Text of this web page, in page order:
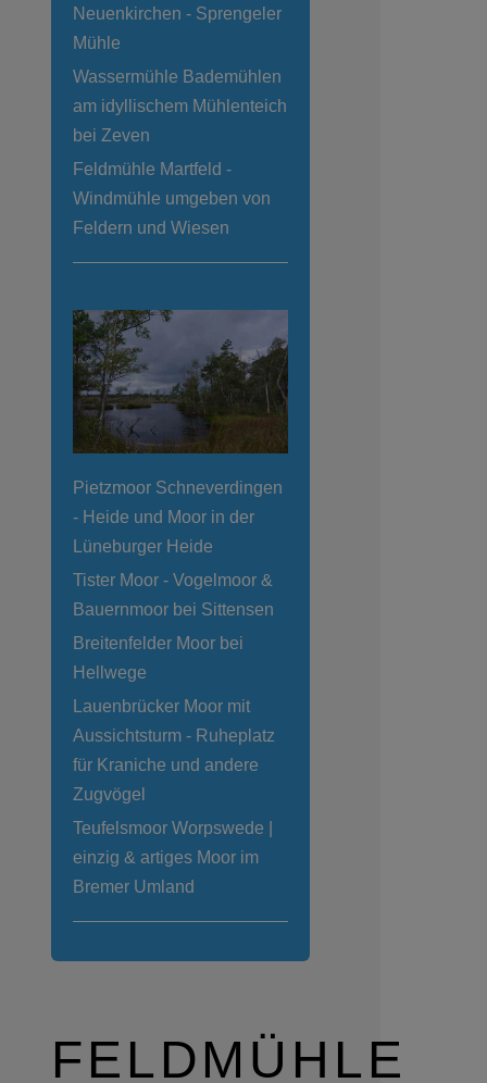
Neuenkirchen - Sprengeler
Mühle
Wassermühle Bademühlen
am idyllischem Mühlenteich
bei Zeven
Feldmühle Martfeld -
Windmühle umgeben von
Feldern und Wiesen
Pietzmoor Schneverdingen
- Heide und Moor in der
Lüneburger Heide
Tister Moor - Vogelmoor &
Bauernmoor bei Sittensen
Breitenfelder Moor bei
Hellwege
Lauenbrücker Moor mit
Aussichtsturm - Ruheplatz
für Kraniche und andere
Zugvögel
Teufelsmoor Worpswede |
einzig & artiges Moor im
Bremer Umland
FELDMÜHLE